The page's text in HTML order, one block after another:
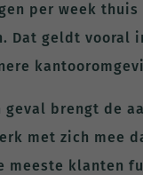
per week thuis
Dat geldt vooral
geval brengt de
met zich mee
meeste klanten